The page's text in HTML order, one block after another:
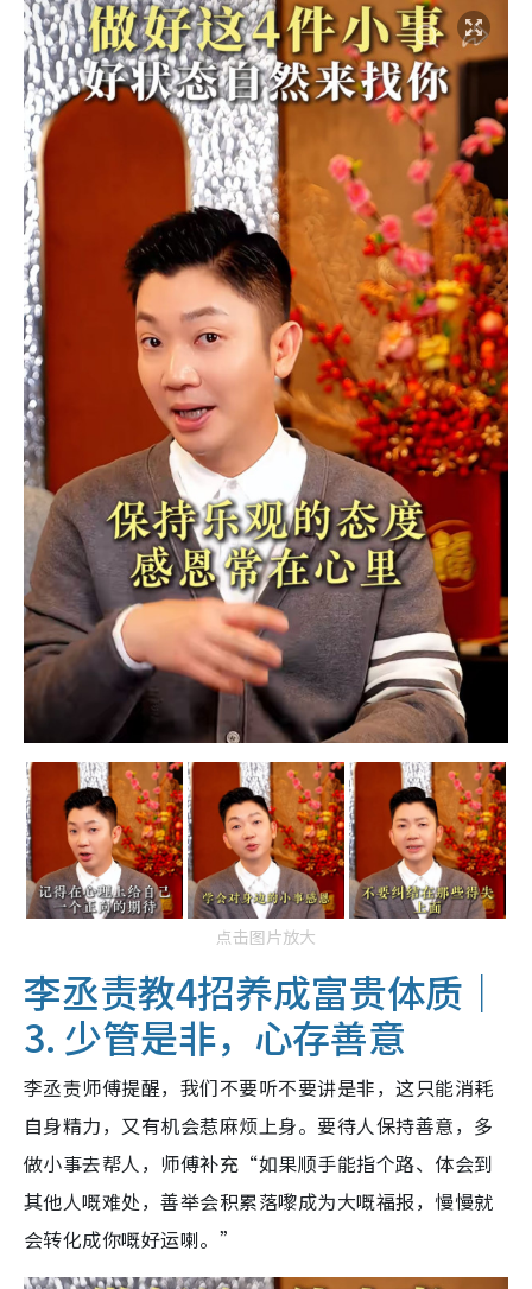
点击图片放大
李丞责教4招养成富贵体质｜
3. 少管是非，心存善意
李丞责师傅提醒，我们不要听不要讲是非，这只能消耗
自身精力，又有机会惹麻烦上身。要待人保持善意，多
做小事去帮人，师傅补充“如果顺手能指个路、体会到
其他人嘅难处，善举会积累落嚟成为大嘅福报，慢慢就
会转化成你嘅好运喇。”